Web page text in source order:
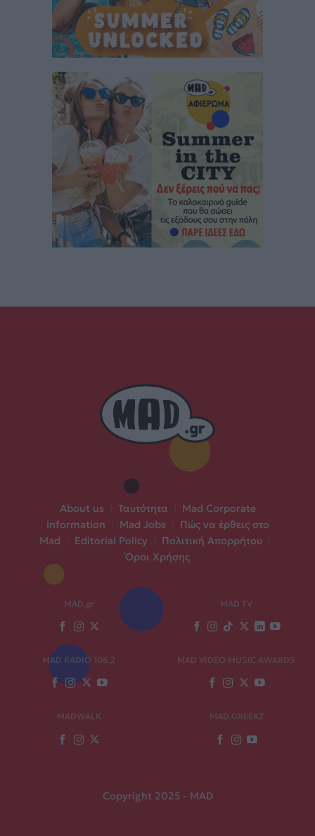
About us Ταυτότητα
Mad Corporate
Information
Mad Jobs
Πώς να έρθεις στο
Mad
Editorial Policy Πολιτική Απορρήτου
Όροι Χρήσης
MAD.gr MAD TV
MAD RADIO 106,2 MAD VIDEO MUSIC AWARDS
MADWALK MAD GREEKZ
Copyright 2025 - MAD